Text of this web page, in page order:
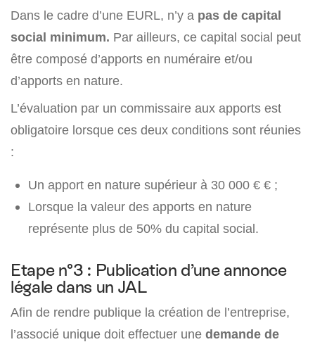
Dans le cadre d’une EURL, n’y a pas de capital
social minimum. Par ailleurs, ce capital social peut
être composé d’apports en numéraire et/ou
d’apports en nature.
L’évaluation par un commissaire aux apports est
obligatoire lorsque ces deux conditions sont réunies
:
Un apport en nature supérieur à 30 000 € € ;
Lorsque la valeur des apports en nature
représente plus de 50% du capital social.
Etape n°3 : Publication d’une annonce
légale dans un JAL
Afin de rendre publique la création de l’entreprise,
l’associé unique doit effectuer une demande de